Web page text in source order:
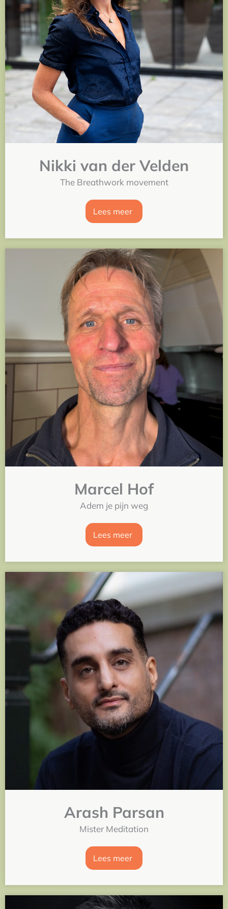
Nikki van der Velden
The Breathwork movement
Lees meer
Marcel Hof
Adem je pijn weg
Lees meer
Arash Parsan
Mister Meditation
Lees meer